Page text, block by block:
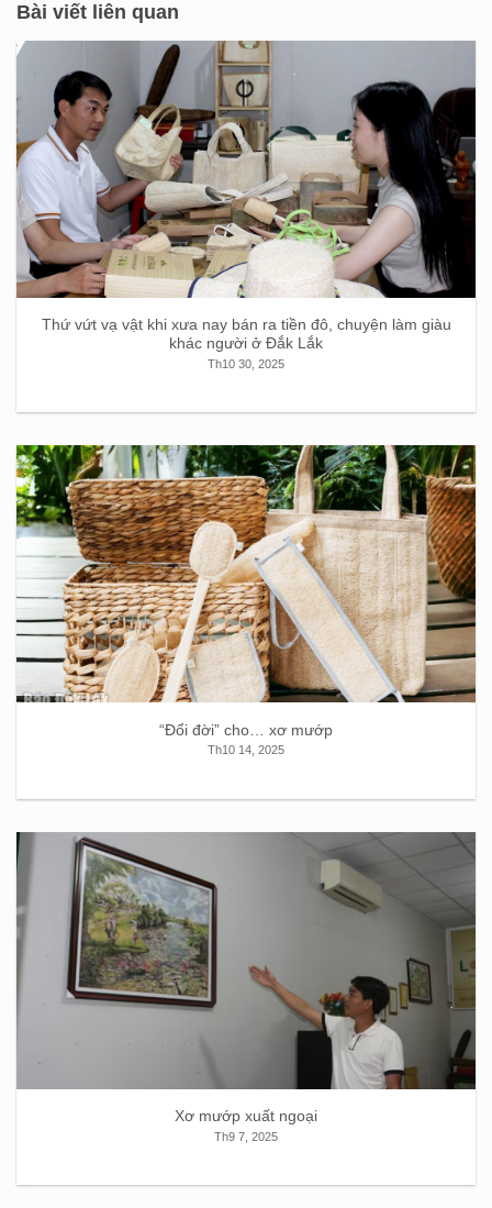
Bài viết liên quan
Thứ vứt vạ vật khi xưa nay bán ra tiền đô, chuyện làm giàu
khác người ở Đắk Lắk
Th10 30, 2025
“Ðổi đời” cho… xơ mướp
Th10 14, 2025
Xơ mướp xuất ngoại
Th9 7, 2025